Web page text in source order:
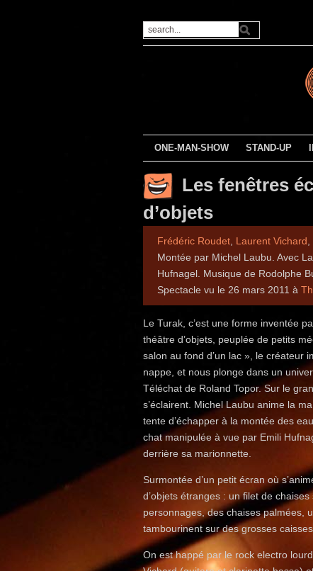
ONE-MAN-SHOW STAND-UP
Les fenêtres
d’objets
Frédéric Roudet Laurent Vichard
Montée par Michel Laubu. Avec
Hufnagel. Musique de Rodolphe
Spectacle vu le 26 mars 2011 à
Le Turak, c’est une forme inventée
théâtre d’objets, peuplée de petits
salon au fond d’un lac », le créateur
nappe, et nous plonge dans un
Téléchat de Roland Topor. Sur le
s’éclairent. Michel Laubu anime la
tente d’échapper à la montée des
chat manipulée à vue par Emili
derrière sa marionnette.
Surmontée d’un petit écran où
d’objets étranges : un filet de
personnages, des chaises palmées,
tambourinent sur des grosses caisses.
On est happé par le rock electro